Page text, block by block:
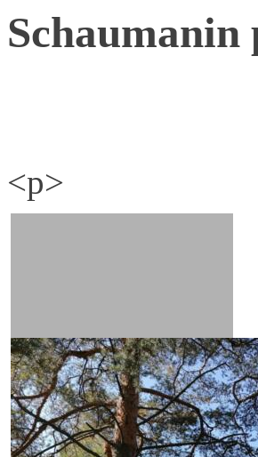
Schaumanin
<p>